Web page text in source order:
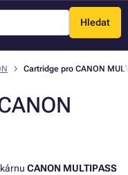
Hledat
Menu
Cartridge pro CANON
CANON MULTIPASS